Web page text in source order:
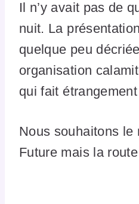
Il n’y avait pas de
nuit. La
quelque peu
organisation
qui fait
Nous souhaitons le
Future mais la